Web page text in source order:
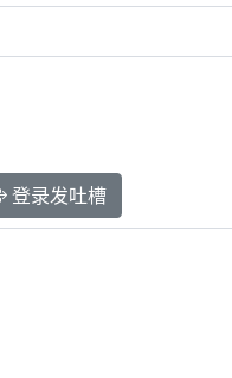
登录发吐槽